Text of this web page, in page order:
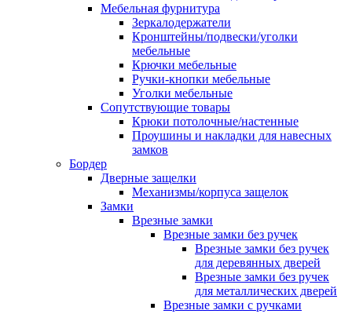
Мебельная фурнитура
Зеркалодержатели
Кронштейны/подвески/уголки
мебельные
Крючки мебельные
Ручки-кнопки мебельные
Уголки мебельные
Сопутствующие товары
Крюки потолочные/настенные
Проушины и накладки для навесных
замков
Бордер
Дверные защелки
Механизмы/корпуса защелок
Замки
Врезные замки
Врезные замки без ручек
Врезные замки без ручек
для деревянных дверей
Врезные замки без ручек
для металлических дверей
Врезные замки с ручками